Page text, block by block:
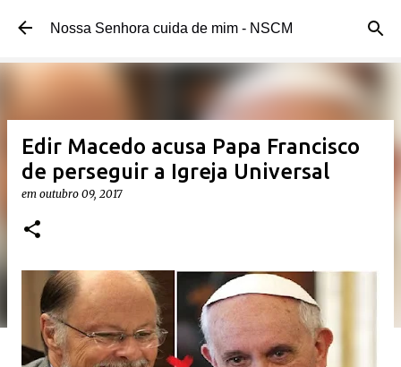
Pular para o conteúdo principal
Nossa Senhora cuida de mim - NSCM
Edir Macedo acusa Papa Francisco
de perseguir a Igreja Universal
em outubro 09, 2017